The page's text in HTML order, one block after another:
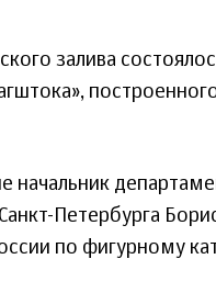
залива
начальник
Петербурга
по фигурному